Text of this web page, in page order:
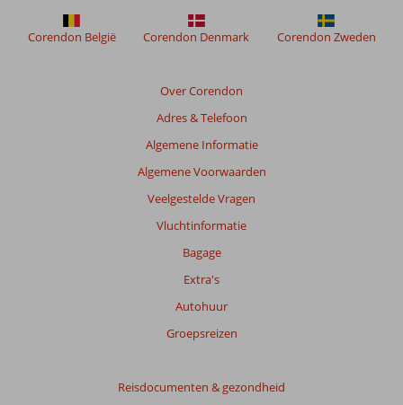
Over Corendon
Adres & Telefoon
Algemene Informatie
Algemene Voorwaarden
Veelgestelde Vragen
Vluchtinformatie
Bagage
Extra's
Autohuur
Groepsreizen
Reisdocumenten & gezondheid
Corendon België Corendon Denmark Corendon Zweden